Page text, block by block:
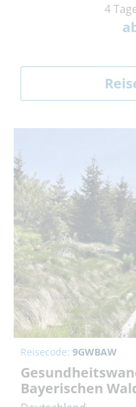
4
Reisecode: 9GWBAW
Bayerischen